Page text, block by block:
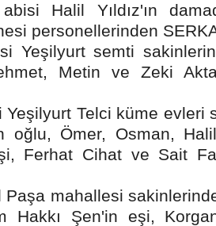
Halil Yıldız'ın
personellerinden
Yeşilyurt semti
Metin ve Zeki
Yeşilyurt Telci küme evleri
oğlu, Ömer, Osman,
Ferhat Cihat ve Sait
Paşa mahallesi
Hakkı Şen'in eşi,